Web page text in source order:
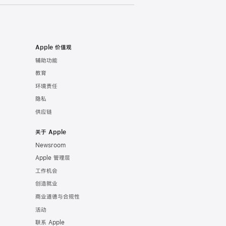
Apple 价值观
辅助功能
教育
环境责任
隐私
供应链
关于 Apple
Newsroom
Apple 管理层
工作机会
创造就业
商业道德与合规性
活动
联系 Apple